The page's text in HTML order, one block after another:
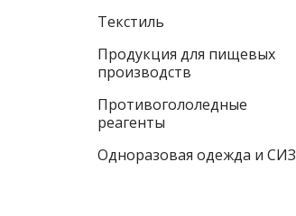
Текстиль
Продукция для пищевых
производств
Противогололедные
реагенты
Одноразовая одежда и СИЗ